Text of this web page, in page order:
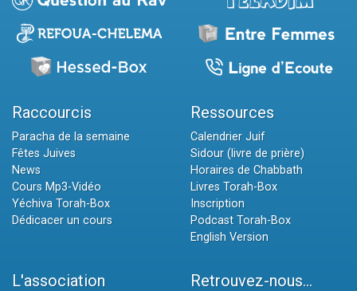
Raccourcis
Paracha de la semaine
Fêtes Juives
News
Cours Mp3-Vidéo
Yéchiva Torah-Box
Dédicacer un cours
Ressources
Calendrier Juif
Sidour (livre de prière)
Horaires de Chabbath
Livres Torah-Box
Inscription
Podcast Torah-Box
English Version
L'association Retrouvez-nous...